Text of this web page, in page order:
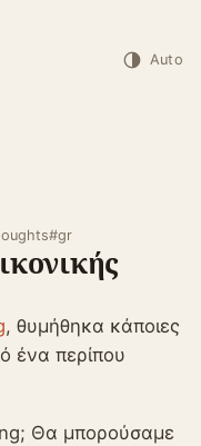
Auto
#gr
, θυμήθηκα κάποιες
ένα περίπου
Θα μπορούσαμε